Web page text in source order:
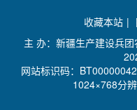
收藏本站 |
主 办：新疆生产建设兵
网站标识码：
1024×768分